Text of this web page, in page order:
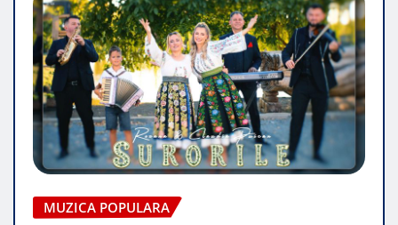
MUZICA POPULARA